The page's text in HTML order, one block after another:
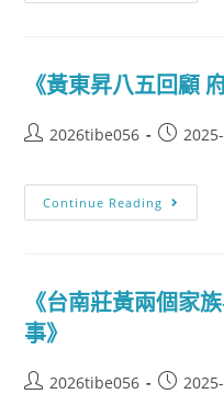
《黃東昇八五回顧
2026tibe056
Continue Reading
《台南莊黃兩個家
事》
2026tibe056